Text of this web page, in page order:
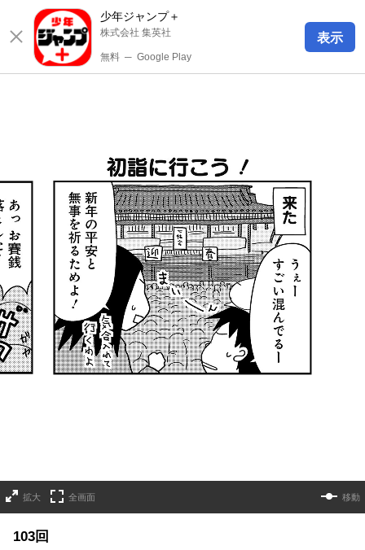
少年ジャンプ＋
株式会社 集英社
無料 ─ Google Play
表示
拡大 全画面 移動
103回